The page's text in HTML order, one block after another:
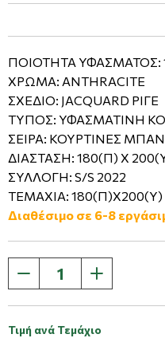
ΠΟΙΟΤΗΤΑ ΥΦΑΣΜΑΤΟΣ:
ΧΡΩΜΑ: ANTHRACITE
ΣΧΕΔΙΟ: JACQUARD ΡΙΓΕ
ΤΥΠΟΣ: ΥΦΑΣΜΑΤΙΝΗ
ΣΕΙΡΑ: ΚΟΥΡΤΙΝΕΣ
ΔΙΑΣΤΑΣΗ: 180(Π) Χ
ΣΥΛΛΟΓΗ: S/S 2022
ΤΕΜΑΧΙΑ: 180(Π)Χ200(Υ)
Διαθέσιμο σε 6-8
Τιμή ανά Τεμάχιο